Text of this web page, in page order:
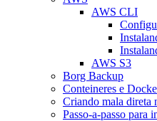
AWS CLI
AWS S3
Borg Backup
Conteineres e
Criando mala direta
Passo-a-passo para